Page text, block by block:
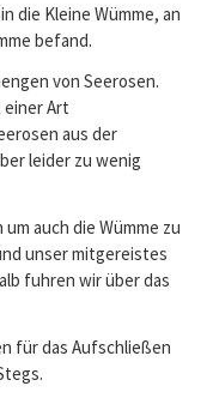
die Kleine Wümme, an
befand.
von Seerosen.
Art
aus der
leider zu wenig
auch die Wümme zu
unser mitgereistes
fuhren wir über das
für das Aufschließen